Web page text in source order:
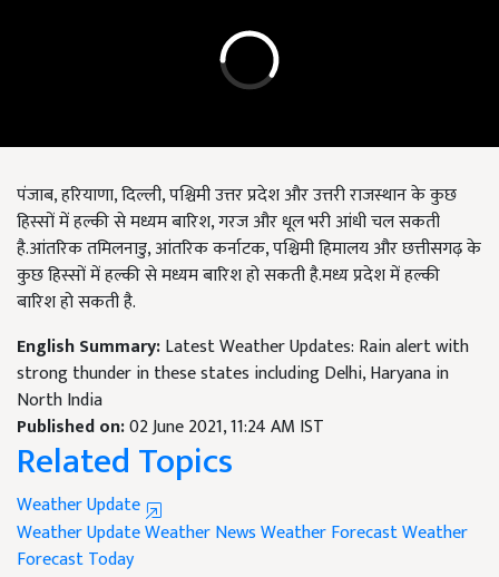
पंजाब, हरियाणा, दिल्ली, पश्चिमी उत्तर प्रदेश और उत्तरी राजस्थान के कुछ
हिस्सों में हल्की से मध्यम बारिश, गरज और धूल भरी आंधी चल सकती
है.आंतरिक तमिलनाडु, आंतरिक कर्नाटक, पश्चिमी हिमालय और छत्तीसगढ़ के
कुछ हिस्सों में हल्की से मध्यम बारिश हो सकती है.मध्य प्रदेश में हल्की
बारिश हो सकती है.
English Summary:Latest Weather Updates: Rain alert with
strong thunder in these states including Delhi, Haryana in
North India
Published on:02 June 2021, 11:24 AM IST
Related Topics
Weather Update
Weather UpdateWeather NewsWeather ForecastWeather
Forecast Today